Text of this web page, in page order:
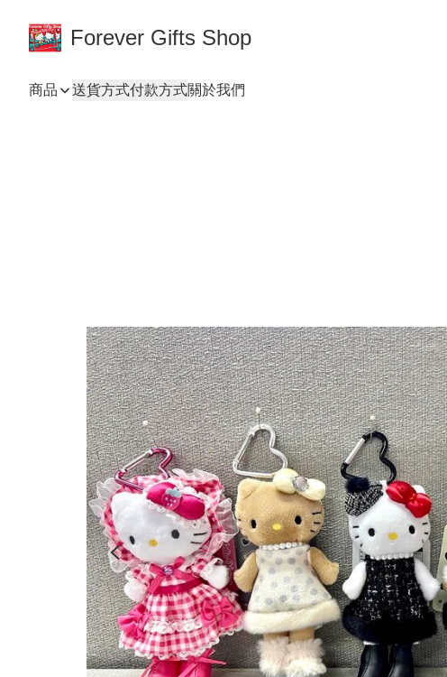
Forever Gifts Shop
商品 送貨方式付款方式關於我們